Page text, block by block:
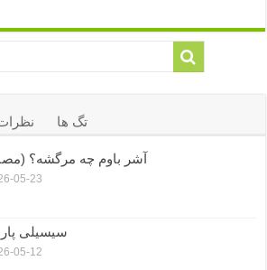
تگ ها
آشر باوم چه مرگشه؟
05-23
سیسیلی
05-12